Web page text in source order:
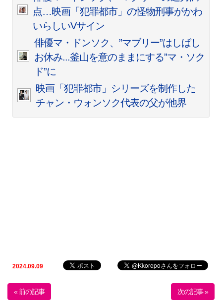
点…映画「犯罪都市」の怪物刑事がかわ
いらしいVサイン
俳優マ・ドンソク、”マブリー”はしばし
お休み...釜山を意のままにする”マ・ソク
ド”に
映画「犯罪都市」シリーズを制作した
チャン・ウォンソク代表の父が他界
2024.09.09
« 前の記事 次の記事 »